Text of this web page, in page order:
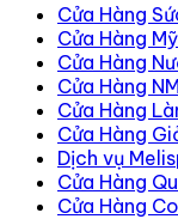
Cửa Hàng
Cửa Hàng
Cửa Hàng
Cửa Hàng
Cửa Hàng
Cửa Hàng
Dịch vụ
Cửa Hàng
Cửa Hàng